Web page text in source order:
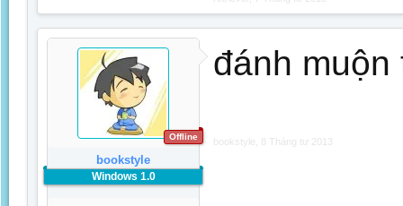
Offline
bookstyle
Windows 1.0
đánh
bookstyle 8 Tháng tư 2013